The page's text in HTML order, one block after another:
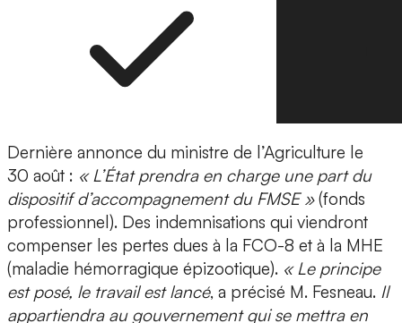
Dernière annonce du ministre de l’Agriculture le
30 août : « L’État prendra en charge une part du
dispositif d’accompagnement du FMSE »(fonds
professionnel). Des indemnisations qui viendront
compenser les pertes dues à la FCO-8 et à la MHE
(maladie hémorragique épizootique). « Le principe
est posé, le travail est lancé, a précisé M. Fesneau. Il
appartiendra au gouvernement qui se mettra en